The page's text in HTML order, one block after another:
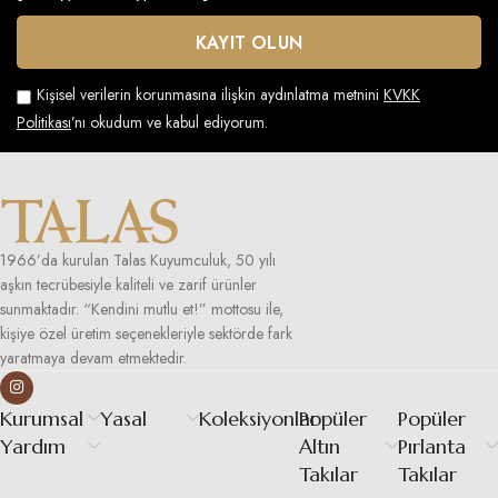
Kişisel verilerin korunmasına ilişkin aydınlatma metnini KVKK
Politikası’nı okudum ve kabul ediyorum.
1966’da kurulan Talas Kuyumculuk, 50 yılı
aşkın tecrübesiyle kaliteli ve zarif ürünler
sunmaktadır. “Kendini mutlu et!” mottosu ile,
kişiye özel üretim seçenekleriyle sektörde fark
yaratmaya devam etmektedir.
Kurumsal
Yardım
Yasal KoleksiyonlarPopüler
Altın
Takılar
Popüler
Pırlanta
Takılar